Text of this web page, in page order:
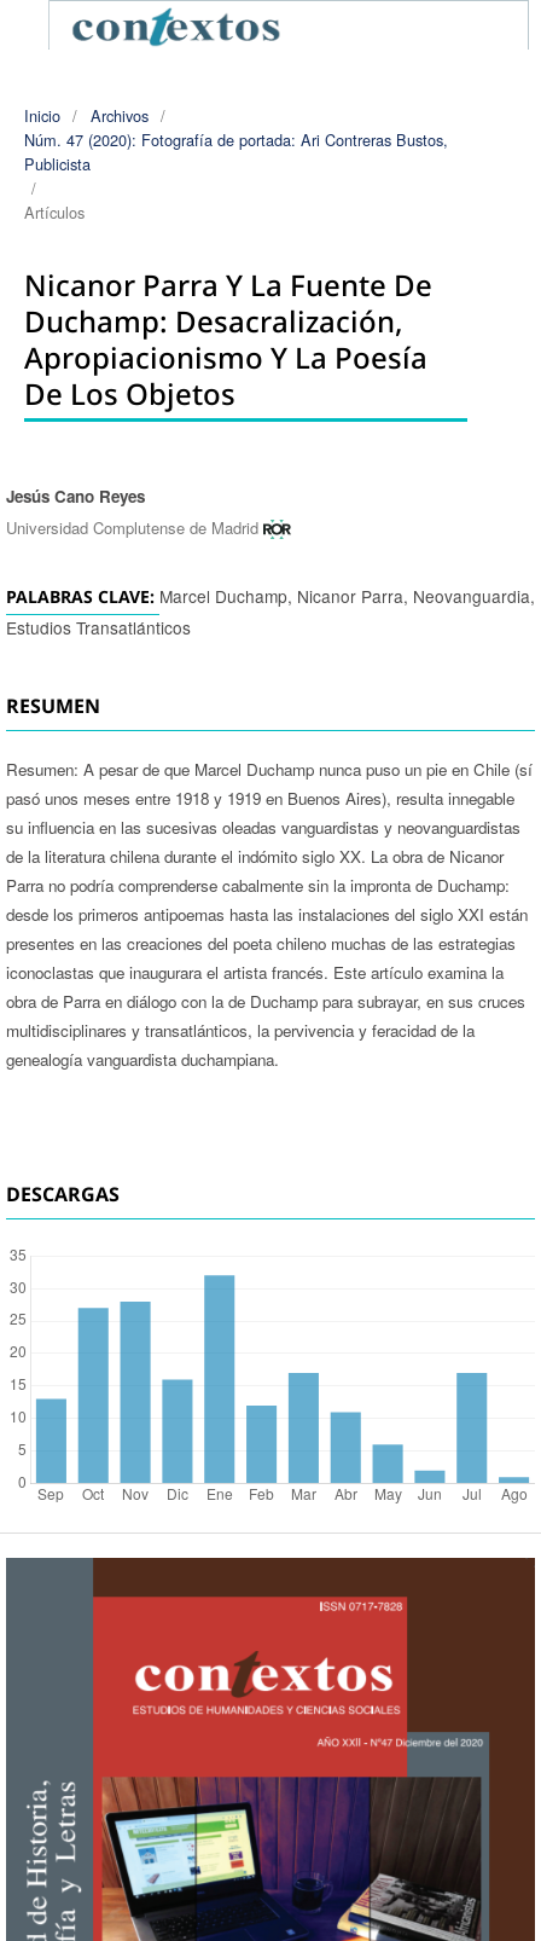
Inicio / Archivos /
Núm. 47 (2020): Fotografía de portada: Ari Contreras Bustos,
Publicista
/
Artículos
Nicanor Parra Y La Fuente De
Duchamp: Desacralización,
Apropiacionismo Y La Poesía
De Los Objetos
Autores/as
Jesús Cano Reyes
Universidad Complutense de Madrid
PALABRAS CLAVE: Marcel Duchamp, Nicanor Parra, Neovanguardia,
Estudios Transatlánticos
RESUMEN
Resumen: A pesar de que Marcel Duchamp nunca puso un pie en Chile (sí
pasó unos meses entre 1918 y 1919 en Buenos Aires), resulta innegable
su influencia en las sucesivas oleadas vanguardistas y neovanguardistas
de la literatura chilena durante el indómito siglo XX. La obra de Nicanor
Parra no podría comprenderse cabalmente sin la impronta de Duchamp:
desde los primeros antipoemas hasta las instalaciones del siglo XXI están
presentes en las creaciones del poeta chileno muchas de las estrategias
iconoclastas que inaugurara el artista francés. Este artículo examina la
obra de Parra en diálogo con la de Duchamp para subrayar, en sus cruces
multidisciplinares y transatlánticos, la pervivencia y feracidad de la
genealogía vanguardista duchampiana.
DESCARGAS